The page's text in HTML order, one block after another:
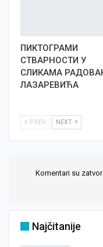
ПИКТОГРАМИ
СТВАРНОСТИ У
СЛИКАМА
ЛАЗАРЕВИЋА
PREV NEXT
Komentari su
Najčitanije